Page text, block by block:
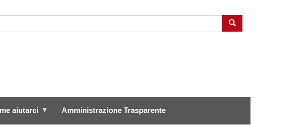
Cerca
aiutarci Amministrazione Trasparente